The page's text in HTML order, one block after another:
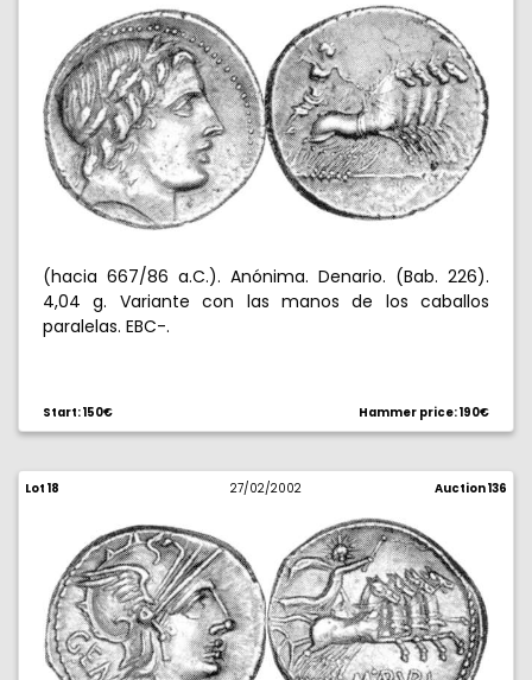
(hacia 667/86 a.C.). Anónima. Denario. (Bab. 226).
4,04 g. Variante con las manos de los caballos
paralelas. EBC-.
Start: 150€ Hammer price: 190€
Lot 18 27/02/2002 Auction 136